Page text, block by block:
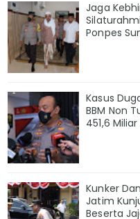
Jaga
Ponpes
Kasus
BBM Non
451,6
Kunker
Jatim
Beserta